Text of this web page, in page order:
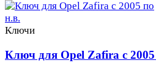
Ключи
Ключ для Opel Zafira с